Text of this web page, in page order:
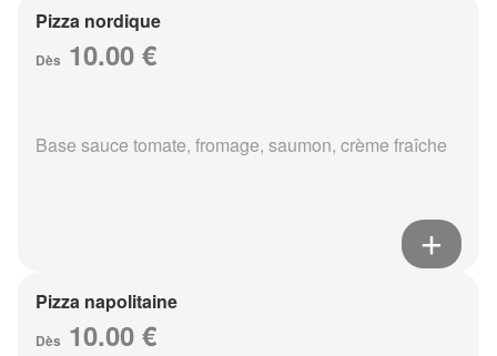
Pizza nordique
Dès 10.00 €
Base sauce tomate, fromage, saumon, crème fraîche
Pizza napolitaine
Dès 10.00 €